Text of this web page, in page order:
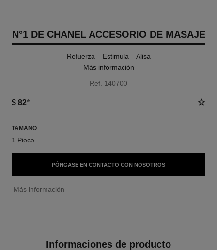
N°1 DE CHANEL ACCESORIO DE MASAJE
Refuerza – Estimula – Alisa
Más información
Ref. 140700
$ 82*
TAMAÑO
1 Piece
PÓNGASE EN CONTACTO CON NOSOTROS
↩
Más información
Informaciones de producto